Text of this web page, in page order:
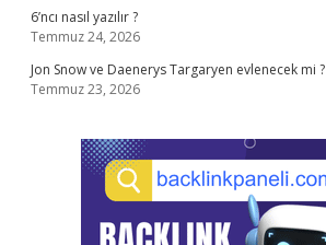
6’ncı nasıl yazılır ?
Temmuz 24, 2026
Jon Snow ve Daenerys Targaryen evlenecek mi ?
Temmuz 23, 2026